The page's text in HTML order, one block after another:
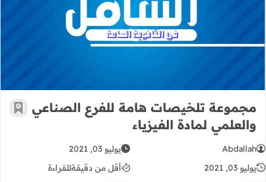
مجموعة تلخيصات هامة للفرع
مجموعة تلخيصات هامة للفرع الصناعي
والعلمي لمادة الفيزياء
أضف
Abdallah
يوليو 03, 2021
يوليو 03, 2021
أقل من دقيقةللقراءة